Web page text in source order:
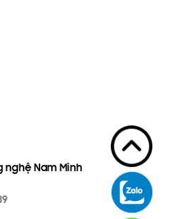
nghệ Nam Minh